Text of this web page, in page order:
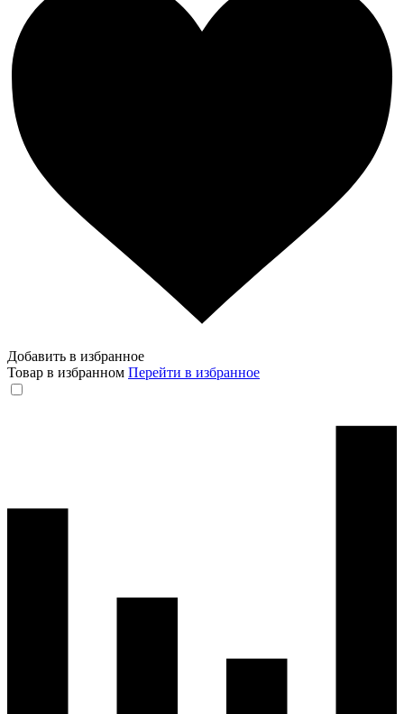
Добавить в избранное
Товар в избранном Перейти в избранное